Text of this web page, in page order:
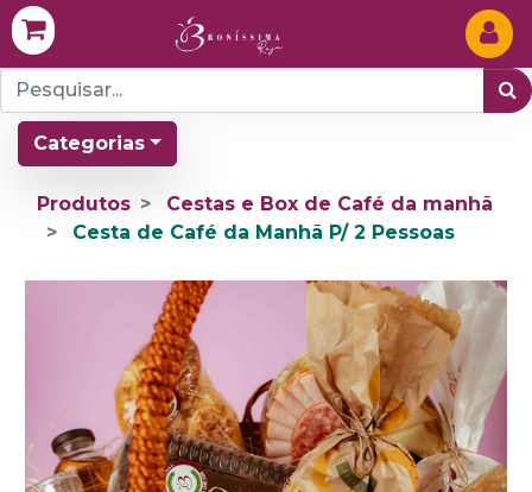
Categorias
Produtos
Cestas e Box de Café da manhã
Cesta de Café da Manhã P/ 2 Pessoas